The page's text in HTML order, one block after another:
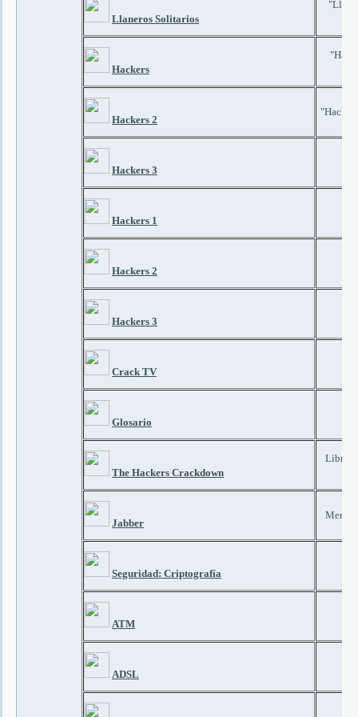
Llaneros Solitarios
Hackers
Hackers 2
Hackers 3
Hackers 1
Hackers 2
Hackers 3
Crack TV
Glosario
The Hackers Crackdown
Libro
Jabber
Seguridad: Criptografía
ATM
ADSL